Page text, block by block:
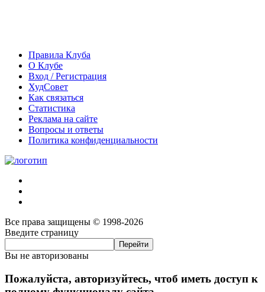
Правила Клуба
О Клубе
Вход / Регистрация
ХудСовет
Как связаться
Статистика
Реклама на сайте
Вопросы и ответы
Политика конфиденциальности
Все права защищены © 1998-2026
Введите страницу
Вы не авторизованы
Пожалуйста, авторизуйтесь, чтоб иметь доступ к